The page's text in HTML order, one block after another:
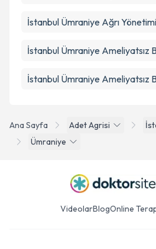
Ana Sayfa Adet Agrisi
Ümraniye
İstanbul Ümraniye Ağrı Yönetimi
İstanbul Ümraniye Ameliyatsız
İstanbul Ümraniye Ameliyatsız
VideolarBlogOnline